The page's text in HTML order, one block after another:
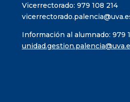
Vicerrectorado: 979 108 214
Información al alumnado: 979